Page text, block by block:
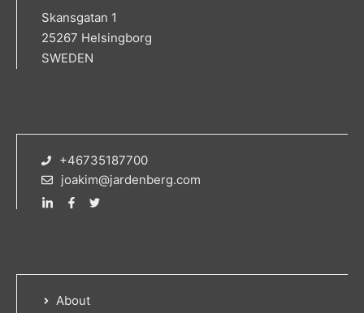
Skansgatan 1
25267 Helsingborg
SWEDEN
+46735187700
joakim@jardenberg.com
About